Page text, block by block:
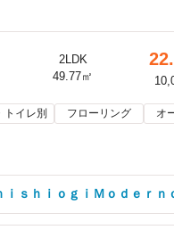
2LDK
49.77㎡
トイレ別 フローリング オ
ｉｓｈｉｏｇｉＭｏｄｅｒｎ